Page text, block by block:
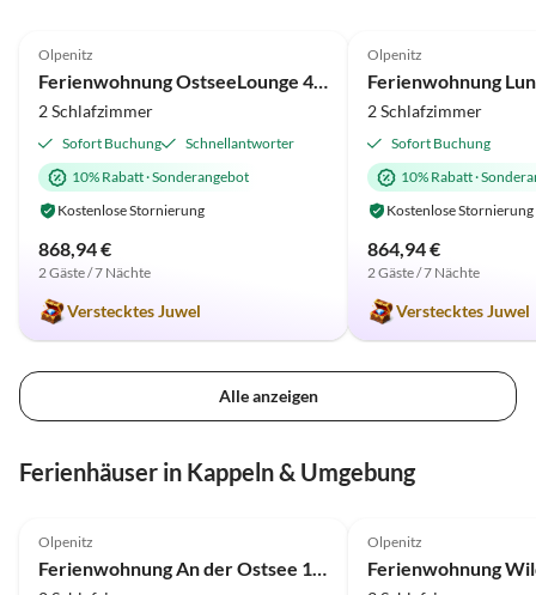
wir uns schon im Voraus: da
konnten wir Sauna und Whirlpool
genießen. Die Kommunikation mit
Vermieter war freundlich und
unkompliziert. Wir fühlten uns sehr
wohl in der Wohnung und können
sie zu 100% weiterempfehlen.
schöne Geschenk
sehr gefreut. So
Familie Henningsen
Eine tolle Familie. Wir werden
immer gern an diese
denken!
Olpenitz
Ferienwohnung OstseeLounge 44 Olpenitz
2 Schlafzimmer
Sofort Buchung
Schnellantworter
10% Rabatt·Sonderangebot
Kostenlose Stornierung
868,94 €
2 Gäste / 7 Nächte
Verstecktes Juwel
Olpenitz
2 Schlafzimmer
Sofort Buchung
10% Rabatt·
Kostenlose Stornierung
864,94 €
2 Gäste / 7 Nächte
Verstecktes Juwel
Alle anzeigen
Ferienhäuser in Kappeln & Umgebung
Olpenitz
Ferienwohnung An der Ostsee 17b Olpenitz
Olpenitz